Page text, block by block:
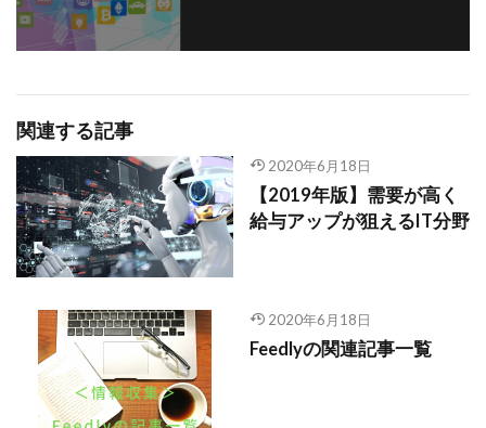
関連する記事
2020年6月18日
【2019年版】需要が高く
給与アップが狙えるIT分野
2020年6月18日
Feedlyの関連記事一覧